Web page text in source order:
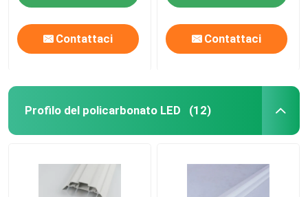
Contattaci Contattaci
Profilo del policarbonato LED (12)